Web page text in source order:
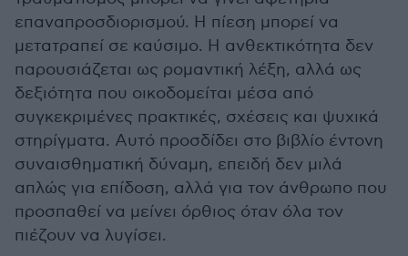
επαναπροσδιορισμού. Η πίεση μπορεί να
μετατραπεί σε καύσιμο. Η ανθεκτικότητα δεν
παρουσιάζεται ως ρομαντική λέξη, αλλά ως
δεξιότητα που οικοδομείται μέσα από
συγκεκριμένες πρακτικές, σχέσεις και ψυχικά
στηρίγματα. Αυτό προσδίδει στο βιβλίο έντονη
συναισθηματική δύναμη, επειδή δεν μιλά
απλώς για επίδοση, αλλά για τον άνθρωπο που
προσπαθεί να μείνει όρθιος όταν όλα τον
πιέζουν να λυγίσει.